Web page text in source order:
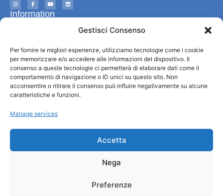
Gestisci Consenso
Per fornire le migliori esperienze, utilizziamo tecnologie come i cookie
per memorizzare e/o accedere alle informazioni del dispositivo. Il
consenso a queste tecnologie ci permetterà di elaborare dati come il
comportamento di navigazione o ID unici su questo sito. Non
acconsentire o ritirare il consenso può influire negativamente su alcune
caratteristiche e funzioni.
Manage services
Accetta
Nega
Preferenze
Information
Services utiles
Télécharger les brochures
© All rights reserved